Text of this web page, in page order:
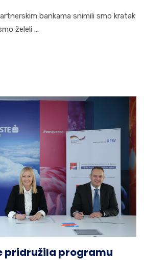
bankama snimili smo kratak
želeli ...
pridružila programu